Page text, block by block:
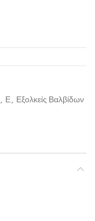
, Ε, Εξολκείς Βαλβίδων